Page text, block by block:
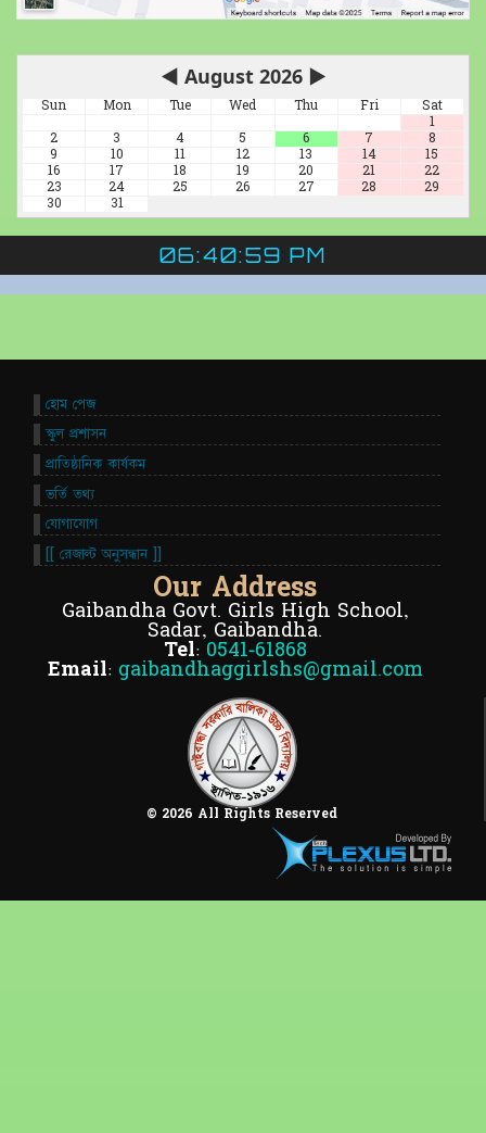
◀ August 2026 ▶
Sun Mon Tue Wed Thu Fri
Sat
1
2
3 4 5 6 7
8
9
10 11 12 13 14
15
16
17 18 19 20 21
22
23
24 25 26 27 28
29
30
31
06:41:00 PM
© 2026 All Rights Reserved
Our Address
Gaibandha Govt. Girls High School,
Sadar, Gaibandha.
Tel: 0541-61868
Email: gaibandhaggirlshs@gmail.com
হোম পেজ
স্কুল প্রশাসন
প্রাতিষ্ঠানিক কার্যকম
ভর্তি তথ্য
যোগাযোগ
[[ রেজাল্ট অনুসন্ধান ]]